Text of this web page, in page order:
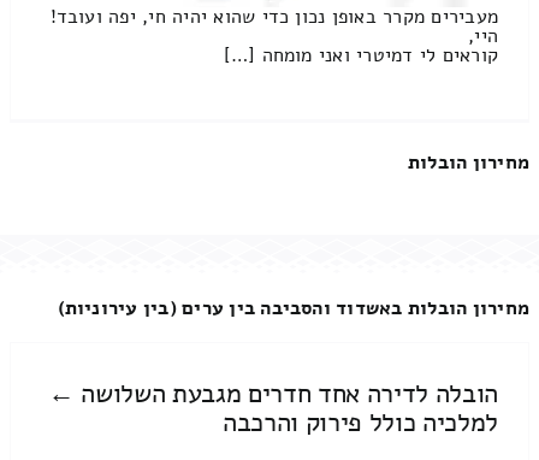
מעבירים מקרר באופן נכון כדי שהוא יהיה חי, יפה ועובד!
היי,
קוראים לי דמיטרי ואני מומחה […]
מחירון הובלות
מחירון הובלות באשדוד והסביבה בין ערים (בין עירוניות)
הובלה לדירה אחד חדרים מגבעת השלושה ←
למלכיה כולל פירוק והרכבה